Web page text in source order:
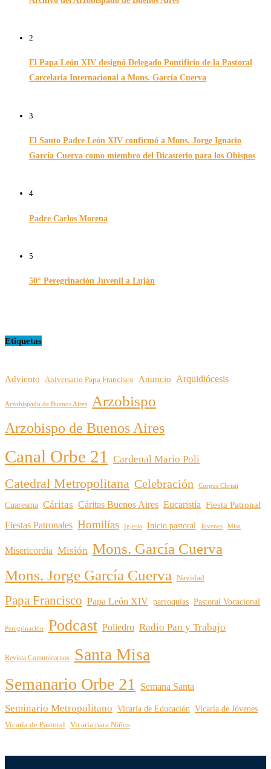
2
El Papa León XIV designó Delegado Pontificio de la Pastoral
Carcelaria Internacional a Mons. García Cuerva
3
El Santo Padre León XIV confirmó a Mons. Jorge Ignacio
García Cuerva como miembro del Dicasterio para los Obispos
4
Padre Carlos Morena
5
50° Peregrinación Juvenil a Luján
Etiquetas
Adviento Aniversario Papa Francisco Anuncio Arquidiócesis
Arzobispado de Buenos Aires Arzobispo
Arzobispo de Buenos Aires
Canal Orbe 21 Cardenal Mario Poli
Catedral Metropolitana Celebración Corpus Christi
Cuaresma Cáritas Cáritas Buenos Aires Eucaristía Fiesta Patronal
Fiestas Patronales Homilías Iglesia Inicio pastoral Jóvenes Misa
Misericordia Misión Mons. García Cuerva
Mons. Jorge García Cuerva
Navidad
Papa Francisco Papa León XIV parroquias Pastoral Vocacional
Peregrinación Podcast Poliedro Radio Pan y Trabajo
Revista Comunicarnos
Santa Misa
Semanario Orbe 21 Semana Santa
Seminario Metropolitano Vicaría de Educación Vicaría de Jóvenes
Vicaría de Pastoral Vicaría para Niños